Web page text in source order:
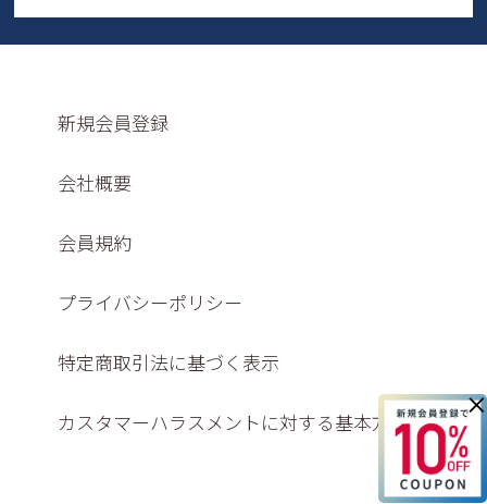
×
新規会員登録
会社概要
会員規約
プライバシーポリシー
特定商取引法に基づく表示
カスタマーハラスメントに対する基本方針